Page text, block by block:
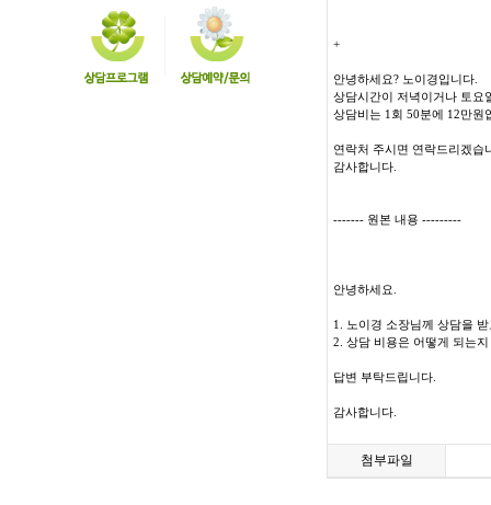
+
안녕하세요? 노이경입니다.
상담시간이 저녁이거나 토요
상담비는 1회 50분에 12만원
연락처 주시면 연락드리겠습
감사합니다.
------- 원본 내용 ---------
안녕하세요.
1. 노이경 소장님께 상담을
2. 상담 비용은 어떻게 되는
답변 부탁드립니다.
감사합니다.
첨부파일